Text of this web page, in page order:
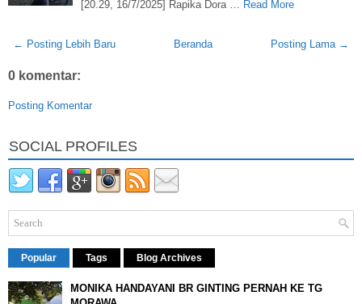
[20.29, 16/7/2025] Rapika Dora … Read More
← Posting Lebih Baru Posting Lama →
Beranda
0 komentar:
Posting Komentar
SOCIAL PROFILES
Popular Tags Blog Archives
MONIKA HANDAYANI BR GINTING PERNAH KE TG